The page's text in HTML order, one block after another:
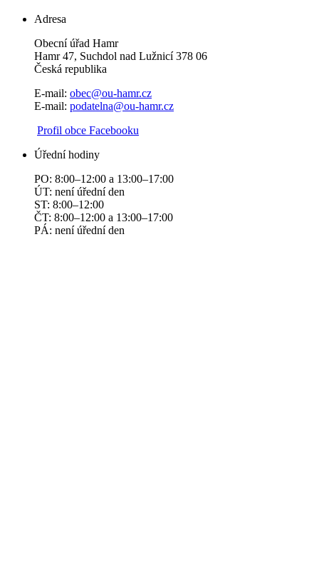
Adresa
Obecní úřad Hamr
Hamr 47, Suchdol nad Lužnicí 378 06
Česká republika
E-mail: obec@ou-hamr.cz
E-mail: podatelna@ou-hamr.cz
Profil obce Facebooku
Úřední hodiny
PO: 8:00–12:00 a 13:00–17:00
ÚT: není úřední den
ST: 8:00–12:00
ČT: 8:00–12:00 a 13:00–17:00
PÁ: není úřední den